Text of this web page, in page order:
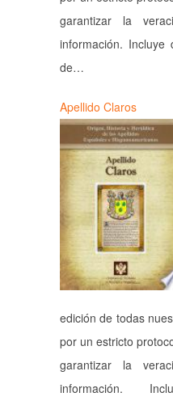
garantizar la
información. Incluye
de…
Apellido Claros
edición de todas
por un estricto
garantizar la
información.